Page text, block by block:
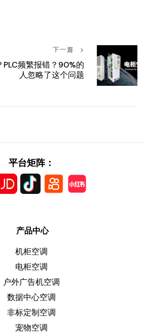
下一篇
频繁报错？90%的
人忽略了这个问题
平台矩阵：
产品中心
机柜空调
电柜空调
户外广告机空调
数据中心空调
非标定制空调
宠物空调